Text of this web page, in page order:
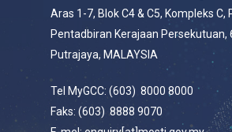
Aras 1-7, Blok C4 & C5, Kompleks C,
Pentadbiran Kerajaan Persekutuan,
Putrajaya, MALAYSIA
Tel MyGCC: (603) 8000 8000
Faks: (603) 8888 9070